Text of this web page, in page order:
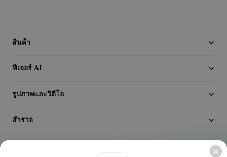
เพิ่มคำบรรยายในวิดีโอ
เครื่องมือแปลงวิดีโอ
สินค้า
ฟีเจอร์ AI
รูปภาพและวิดีโอ
สำรวจ